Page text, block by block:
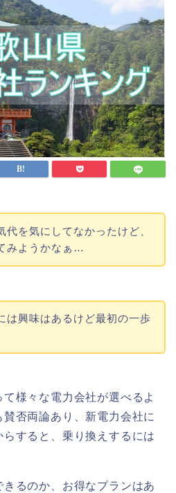
代を気にしてなかったけど、
みようかなぁ…
は興味はあるけど最初の一歩
様々な電力会社が選べるよ
否両論あり、新電力会社に
すると、乗り換えするには
るのか、お得なプランはあ